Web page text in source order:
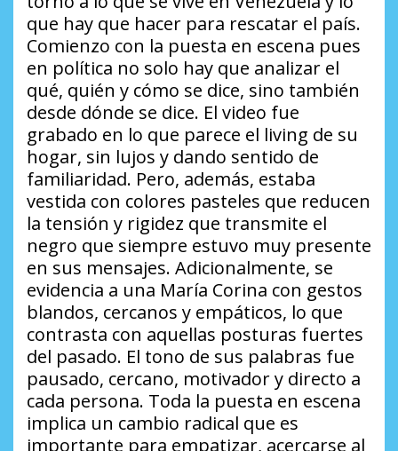
que hay que hacer para rescatar el país.
Comienzo con la puesta en escena pues
en política no solo hay que analizar el
qué, quién y cómo se dice, sino también
desde dónde se dice. El video fue
grabado en lo que parece el living de su
hogar, sin lujos y dando sentido de
familiaridad. Pero, además, estaba
vestida con colores pasteles que reducen
la tensión y rigidez que transmite el
negro que siempre estuvo muy presente
en sus mensajes. Adicionalmente, se
evidencia a una María Corina con gestos
blandos, cercanos y empáticos, lo que
contrasta con aquellas posturas fuertes
del pasado. El tono de sus palabras fue
pausado, cercano, motivador y directo a
cada persona. Toda la puesta en escena
implica un cambio radical que es
importante para empatizar, acercarse al